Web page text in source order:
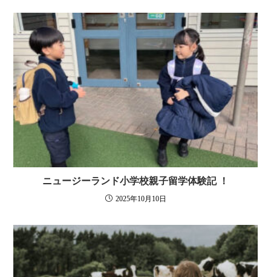
ニュージーランド小学校親子留学体験記 ！
2025年10月10日